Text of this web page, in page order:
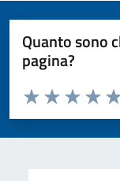
Quanto sono
pagina?
Valuta da 1 a 5 stelle
Valuta 3
Valuta 2
Valuta 1 stelle su